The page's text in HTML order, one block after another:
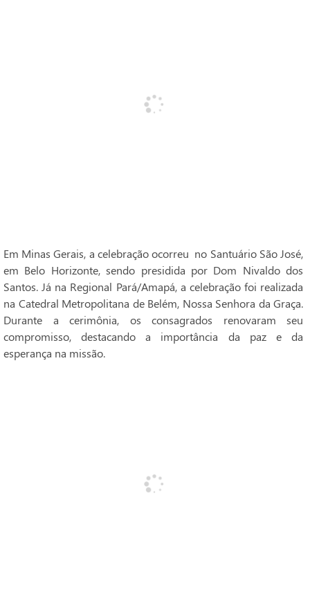
Em Minas Gerais, a celebração ocorreu no Santuário São José,
em Belo Horizonte, sendo presidida por Dom Nivaldo dos
Santos. Já na Regional Pará/Amapá, a celebração foi realizada
na Catedral Metropolitana de Belém, Nossa Senhora da Graça.
Durante a cerimônia, os consagrados renovaram seu
compromisso, destacando a importância da paz e da
esperança na missão.